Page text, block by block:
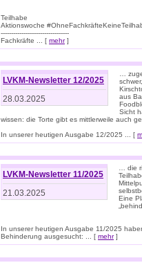
Teilhabe
Aktionswoche
---------------------------------
Fachkräfte ... [ mehr]
LVKM-Newsletter 12/2025
28.03.2025
…
aus
Sicht
wissen: die Torte gibt es mittlerweile auch
In unserer heutigen Ausgabe 12/2025 ... [
LVKM-Newsletter 11/2025
21.03.2025
… die
Eine
In unserer heutigen Ausgabe 11/2025
Behinderung ausgesucht: ... [ mehr]